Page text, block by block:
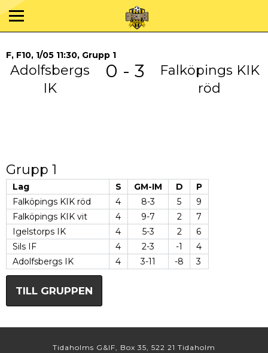
F, F10, 1/05 11:30, Grupp 1
Adolfsbergs
IK
0 - 3
Falköpings KIK
röd
Grupp 1
Lag S GM-IM D
P
Falköpings KIK röd
4 8-3 5
9
Falköpings KIK vit
4 9-7 2
7
Igelstorps IK
4 5-3 2
6
Sils IF
4 2-3 -1
4
Adolfsbergs IK
4 3-11 -8 3
TILL GRUPPEN
Tidaholms G&IF, Box 35, 522 21 Tidaholm